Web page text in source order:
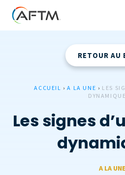
RETOUR AU
ACCUEIL ›A LA UNE › LES
Les signes
A LA UNE